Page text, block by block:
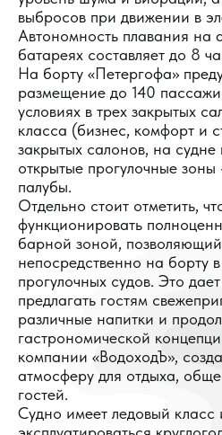
выбросов при движении в
Автономность плавания на
батареях составляет до 8
На борту «Петергофа»
размещение до 140
условиях в трех закрытых
класса (бизнес, комфорт и
закрытых салонов, на
открытые прогулочные
палубы.
Отдельно стоит отметить,
функционировать
барной зоной,
непосредственно на борту
прогулочных судов. Это
предлагать гостям
различные напитки и
гастрономической
компании «ВодоходЪ»,
атмосферу для отдыха,
гостей.
Судно имеет ледовый класс